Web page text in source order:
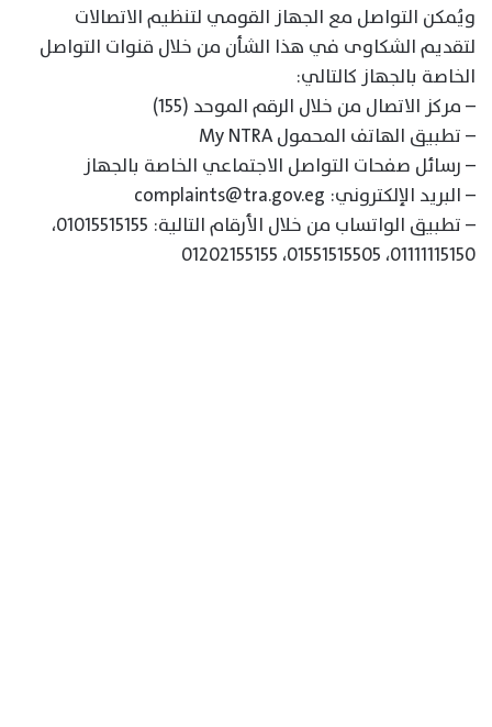
ويُمكن التواصل مع الجهاز القومي لتنظيم الاتصالات
لتقديم الشكاوى في هذا الشأن من خلال قنوات التواصل
الخاصة بالجهاز كالتالي:
– مركز الاتصال من خلال الرقم الموحد (155)
– تطبيق الهاتف المحمول My NTRA
– رسائل صفحات التواصل الاجتماعي الخاصة بالجهاز
– البريد الإلكتروني: complaints@tra.gov.eg
– تطبيق الواتساب من خلال الأرقام التالية: 01015515155،
01111115150، 01551515505، 01202155155